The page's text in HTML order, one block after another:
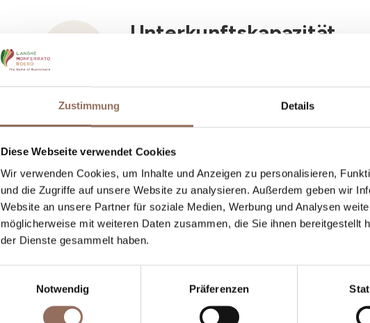
Zustimmung Details
Diese Webseite verwendet Cookies
Wir verwenden Cookies, um Inhalte und Anzeigen zu personalisieren,
und die Zugriffe auf unsere Website zu analysieren. Außerdem geben wir
Website an unsere Partner für soziale Medien, Werbung und Analysen
möglicherweise mit weiteren Daten zusammen, die Sie ihnen bereitgestellt
der Dienste gesammelt haben.
Notwendig
Präferenzen
Unterkunftskapazität
Anzahl der Bäder in den
Anzahl Badezimmer:
Beds number:8